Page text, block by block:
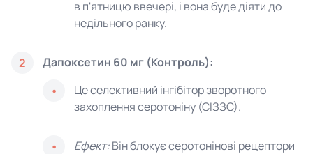
в п'ятницю ввечері, і вона буде діяти до
недільного ранку.
2
Дапоксетин 60 мг (Контроль):
Це селективний інгібітор зворотного
захоплення серотоніну (СІЗЗС).
Ефект:Він блокує серотонінові рецептори